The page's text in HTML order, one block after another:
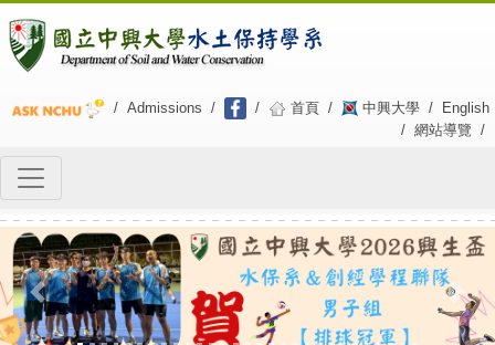
/ Admissions / / 首頁 / 中興大學 /
English
/ 網站導覽 /
Previous Next